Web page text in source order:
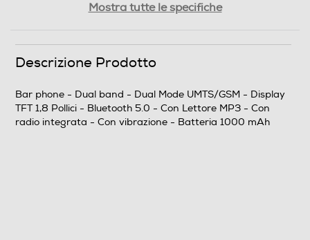
Touchscreen
Mostra tutte le specifiche
Descrizione Prodotto
Bar phone - Dual band - Dual Mode UMTS/GSM - Display
TFT 1,8 Pollici - Bluetooth 5.0 - Con Lettore MP3 - Con
radio integrata - Con vibrazione - Batteria 1000 mAh